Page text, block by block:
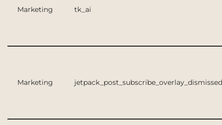
Marketing tk_ai
Marketing jetpack_post_subscribe_overlay_dismissed